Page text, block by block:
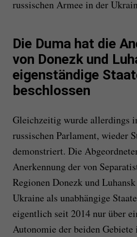
russischen Armee in der
Die Duma hat die
von Donezk und
eigenständige
beschlossen
Gleichzeitig wurde allerdings
russischen Parlament, wieder
demonstriert. Die
Anerkennung der von
Regionen Donezk und
Ukraine als unabhängige
eigentlich seit 2014 nur über
Autonomie der beiden Gebiete